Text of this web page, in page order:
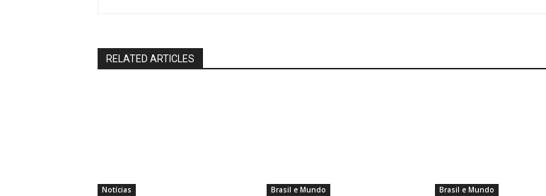
RELATED ARTICLES
Notícias Brasil e Mundo Brasil e Mundo